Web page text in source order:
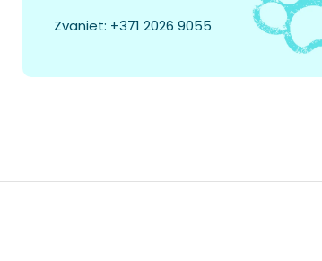
Zvaniet: +371 2026 9055